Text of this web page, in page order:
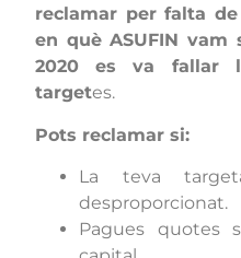
reclamar per falta
en què ASUFIN vam
2020 es va fallar
targetes.
Pots reclamar si:
La teva
desproporcionat.
Pagues quotes